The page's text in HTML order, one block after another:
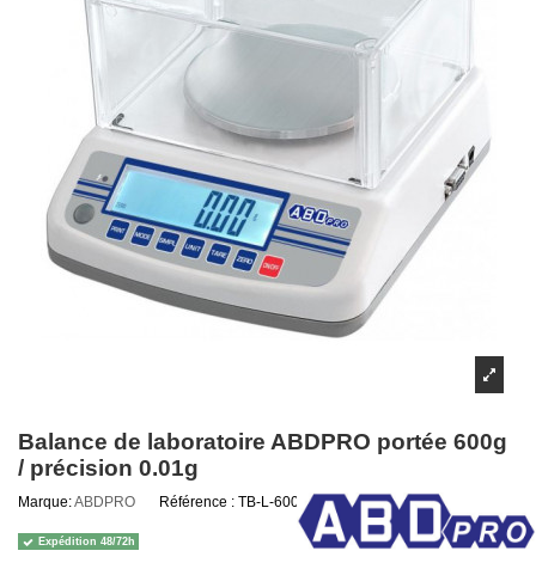
Balance de laboratoire ABDPRO portée 600g
/ précision 0.01g
Marque:ABDPRO Référence : TB-L-600-0.01
Expédition 48/72h